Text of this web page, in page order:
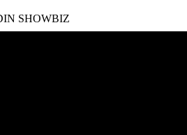
SHOWBIZ